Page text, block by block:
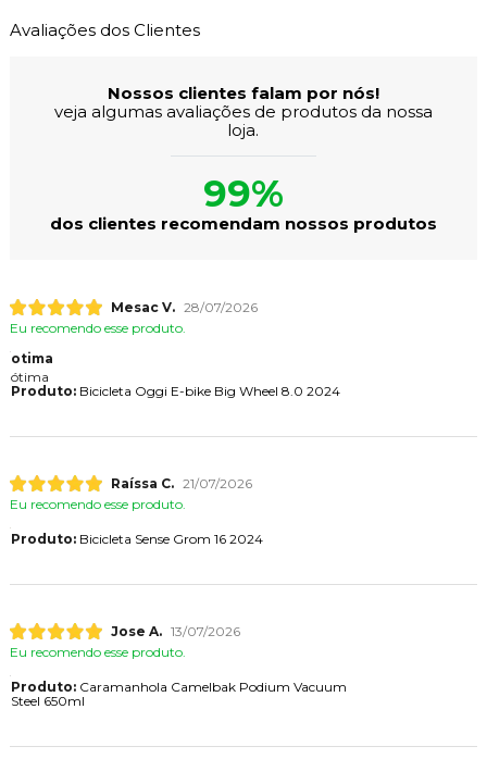
Avaliações dos Clientes
Nossos clientes falam por nós!
veja algumas avaliações de produtos da nossa
loja.
99%
dos clientes recomendam nossos produtos
Mesac V. 28/07/2026
Eu recomendo esse produto.
otima
ótima
Produto:Bicicleta Oggi E-bike Big Wheel 8.0 2024
Raíssa C. 21/07/2026
Eu recomendo esse produto.
Produto:Bicicleta Sense Grom 16 2024
Jose A. 13/07/2026
Eu recomendo esse produto.
Produto:Caramanhola Camelbak Podium Vacuum
Steel 650ml